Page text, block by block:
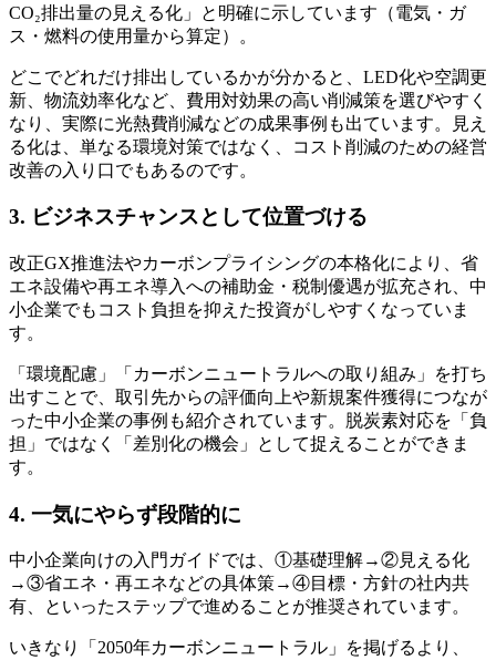
CO₂排出量の見える化」と明確に示しています（電気・ガ
ス・燃料の使用量から算定）。
どこでどれだけ排出しているかが分かると、LED化や空調更
新、物流効率化など、費用対効果の高い削減策を選びやすく
なり、実際に光熱費削減などの成果事例も出ています。見え
る化は、単なる環境対策ではなく、コスト削減のための経営
改善の入り口でもあるのです。
3. ビジネスチャンスとして位置づける
改正GX推進法やカーボンプライシングの本格化により、省
エネ設備や再エネ導入への補助金・税制優遇が拡充され、中
小企業でもコスト負担を抑えた投資がしやすくなっていま
す。
「環境配慮」「カーボンニュートラルへの取り組み」を打ち
出すことで、取引先からの評価向上や新規案件獲得につなが
った中小企業の事例も紹介されています。脱炭素対応を「負
担」ではなく「差別化の機会」として捉えることができま
す。
4. 一気にやらず段階的に
中小企業向けの入門ガイドでは、①基礎理解→②見える化
→③省エネ・再エネなどの具体策→④目標・方針の社内共
有、といったステップで進めることが推奨されています。
いきなり「2050年カーボンニュートラル」を掲げるより、